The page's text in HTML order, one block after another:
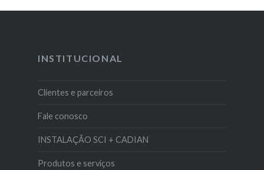
INSTITUCIONAL
Clientes e parceiros
Fale conosco
INSTALAÇÃO SCI + CADIAN
Produtos e serviços